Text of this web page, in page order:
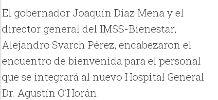
El gobernador Joaquín Díaz Mena y el
director general del IMSS-Bienestar,
Alejandro Svarch Pérez, encabezaron el
encuentro de bienvenida para el personal
que se integrará al nuevo Hospital General
Dr. Agustín O’Horán.